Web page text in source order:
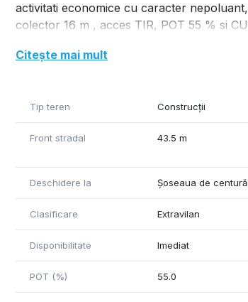
activitati economice cu caracter
colector 16 m , acces TIR, POT 55 % si
Citește mai mult
Tip teren Construcții
Front stradal 43.5 m
Deschidere la Șoseaua de centură
Clasificare Extravilan
Disponibilitate Imediat
POT (%) 55.0